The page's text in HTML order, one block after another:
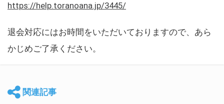
https://help.toranoana.jp/3445/
退会対応にはお時間をいただいておりますので、あら
かじめご了承ください。
関連記事